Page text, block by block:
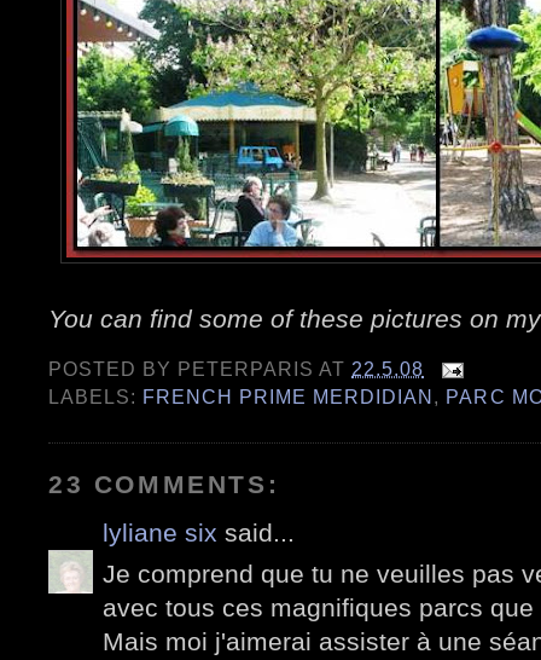
You can find some of these pictures on
POSTED BY PETERPARIS AT 22.5.08
LABELS: FRENCH PRIME MERDIDIAN, PARC
23 COMMENTS:
lyliane six said...
Je comprend que tu ne veuilles pas
avec tous ces magnifiques parcs
Mais moi j'aimerai assister à une